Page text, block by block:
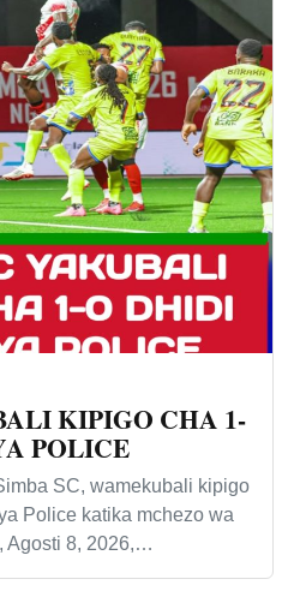
KIPIGO CHA 1-
POLICE
SC, wamekubali kipigo
Police katika mchezo wa
Agosti 8, 2026,…